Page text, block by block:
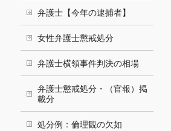
弁護士【今年の逮捕者】
女性弁護士懲戒処分
弁護士横領事件判決の相場
弁護士懲戒処分・（官報）掲
載分
処分例：倫理観の欠如